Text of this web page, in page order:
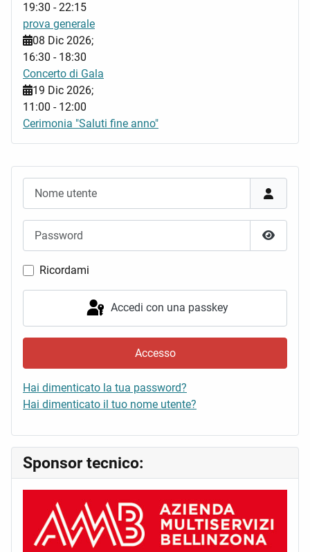
Mostra
Ricordami
Accedi con una passkey
Accesso
Hai dimenticato la tua password?
Hai dimenticato il tuo nome utente?
Sponsor tecnico:
19:30 -22:15
prova generale
08 Dic 2026;
16:30 - 18:30
Concerto di Gala
19 Dic 2026;
11:00 - 12:00
Cerimonia "Saluti fine anno"